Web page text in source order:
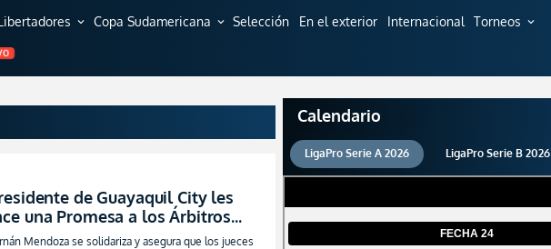
expand_more Copa Sudamericana expand_more Selección En el exterior Internacional Torneos expand_more
de Guayaquil City les
una Promesa a los Árbitros
del partido con IDV!
Mendoza se solidariza y asegura que los jueces
Calendario
LigaPro Serie A 2026 LigaPro Serie B 2026